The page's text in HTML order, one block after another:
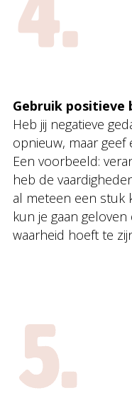
Gebruik positieve
Heb jij negatieve
opnieuw, maar geef
Een voorbeeld:
heb de
al meteen een stuk
kun je gaan
waarheid hoeft te